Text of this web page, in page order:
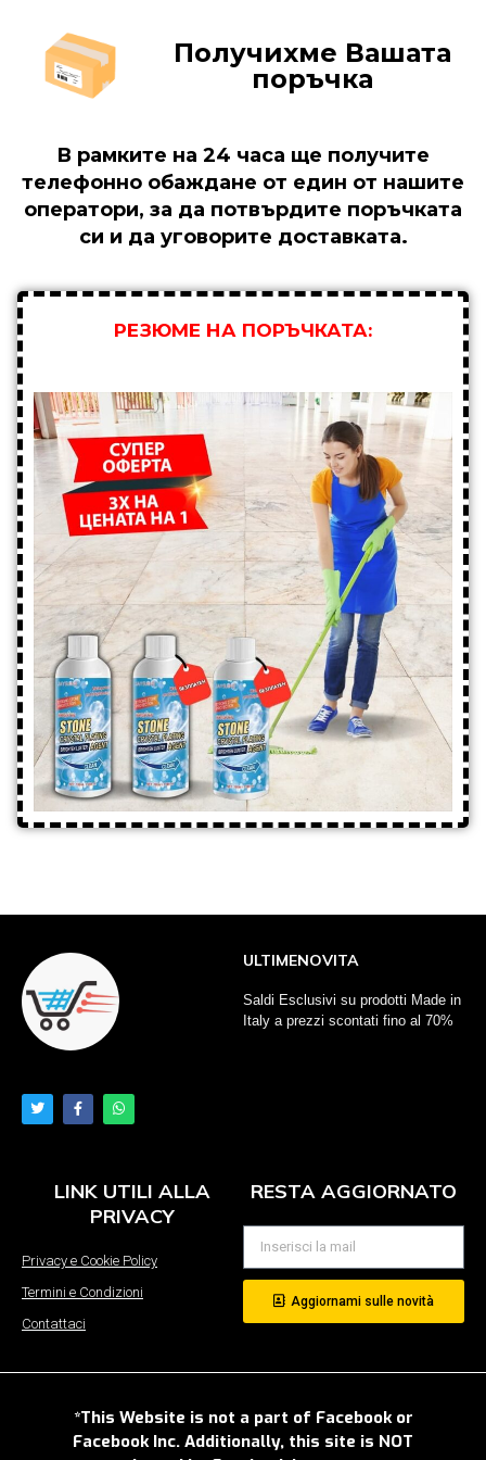
Получихме Вашата
поръчка
В рамките на 24 часа ще получите
телефонно обаждане от един от нашите
оператори, за да потвърдите поръчката
си и да уговорите доставката.
РЕЗЮМЕ НА ПОРЪЧКАТА:
ULTIMENOVITA
Saldi Esclusivi su prodotti Made in
Italy a prezzi scontati fino al 70%
LINK UTILI ALLA
PRIVACY
Privacy e Cookie Policy
Termini e Condizioni
Contattaci
RESTA AGGIORNATO
Aggiornami sulle novità
*This Website is not a part of Facebook or
Facebook Inc. Additionally, this site is NOT